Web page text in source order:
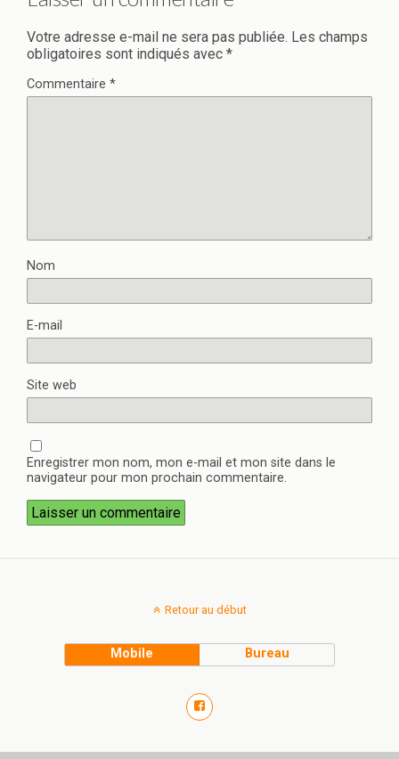
Votre adresse e-mail ne sera pas publiée. Les champs
obligatoires sont indiqués avec *
Commentaire *
Nom
E-mail
Site web
Enregistrer mon nom, mon e-mail et mon site dans le
navigateur pour mon prochain commentaire.
Retour au début
Mobile Bureau